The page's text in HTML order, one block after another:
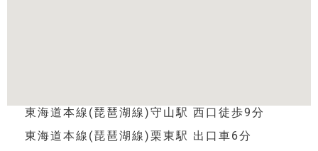
東海道本線(琵琶湖線)守山駅 西口徒歩9分
東海道本線(琵琶湖線)栗東駅 出口車6分